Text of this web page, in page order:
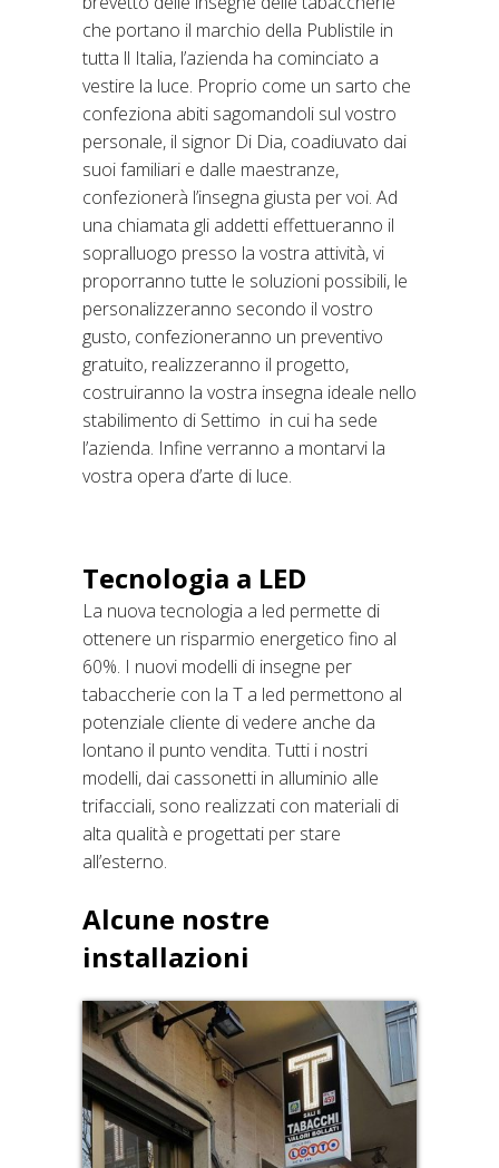
che portano il marchio della Publistile in
tutta ll Italia, l’azienda ha cominciato a
vestire la luce. Proprio come un sarto che
confeziona abiti sagomandoli sul vostro
personale, il signor Di Dia, coadiuvato dai
suoi familiari e dalle maestranze,
confezionerà l’insegna giusta per voi. Ad
una chiamata gli addetti effettueranno il
sopralluogo presso la vostra attività, vi
proporranno tutte le soluzioni possibili, le
personalizzeranno secondo il vostro
gusto, confezioneranno un preventivo
gratuito, realizzeranno il progetto,
costruiranno la vostra insegna ideale nello
stabilimento di Settimo in cui ha sede
l’azienda. Infine verranno a montarvi la
vostra opera d’arte di luce.
Tecnologia a LED
La nuova tecnologia a led permette di
ottenere un risparmio energetico fino al
60%. I nuovi modelli di insegne per
tabaccherie con la T a led permettono al
potenziale cliente di vedere anche da
lontano il punto vendita. Tutti i nostri
modelli, dai cassonetti in alluminio alle
trifacciali, sono realizzati con materiali di
alta qualità e progettati per stare
all’esterno.
Alcune nostre
installazioni